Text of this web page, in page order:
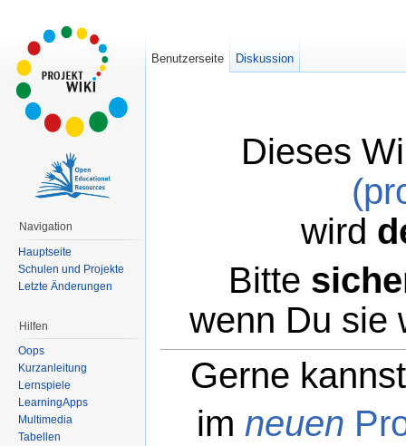
Dieses
wird
Bitte
wenn Du sie
Gerne
im neuen
Benutzerseite Diskussion
Navigation
Hauptseite
Schulen und Projekte
Letzte Änderungen
Hilfen
Oops
Kurzanleitung
Lernspiele
LearningApps
Multimedia
Tabellen